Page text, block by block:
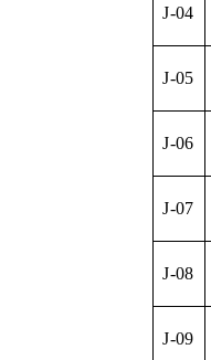
J-04
J-05
J-06
J-07
J-08
J-09